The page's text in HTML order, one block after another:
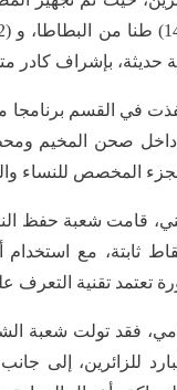
حديثة، بإشراف
في القسم برنامجا
صحن المخيم
المخصص للنساء
قامت شعبة حفظ
ونقاط ثابتة، مع
تعتمد تقنية التعرف
فقد تولت شعبة
للزائرين، إلى